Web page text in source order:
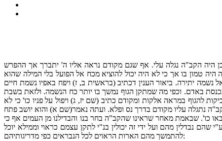
היה הקב"ה נגלה עלי. אף שגם מקודם נראה אליו ה' יתברך אך ההפרש
טמון בו אך כי לא היה יכול להוציא מכח אל הפועל בלי המילה שהוא
יתירה. ביאור הענין דכתיב (בראשית ב, ז) ויפח באפיו נשמת חיים
באדם. וכפי מה שמתקן הגוף נמשך בו יותר כח הנשמה. ולזאת בשבת
להגוף במראה אלקות ומקודם כתיב (שם יז, ג) ויפול על פניו כו' כי לא
נתגלה עליו מקודם בדרך נס ופלא. ועתה נאמר(שם א) והוא יושב פתח
כו'. שבאמת מאחר שראינו שהקב"ה בחר בנו והבדילנו מן העמים אף כי
נבדלין מהם ועל ידי זה יכולין בנ"י לתקן עצמם כראוי וממילא יוכל
להתמשך מהם הארות הראוים לכל הנבראים כפי מדריגותיהם: